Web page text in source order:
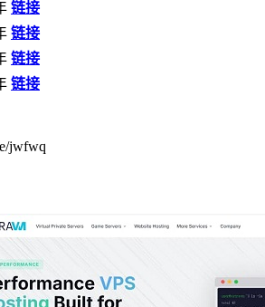
链接
链接
链接
链接
jwfwq